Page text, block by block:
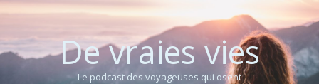
De vraies vies
Le podcast des voyageuses qui osent